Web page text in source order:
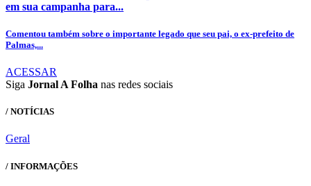
em sua campanha para...
Comentou também sobre o importante legado que seu pai, o ex-prefeito de
Palmas,...
ACESSAR
Siga Jornal A Folha nas redes sociais
/ NOTÍCIAS
Geral
/ INFORMAÇÕES